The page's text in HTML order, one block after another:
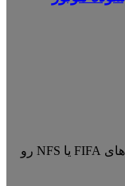
یعنی من با خرید آلتیمیت می‌تونم بازی‌های FIFA یا NFS رو